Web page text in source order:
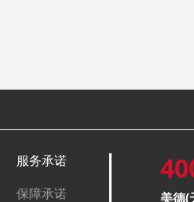
服务承诺
保障承诺
美德(